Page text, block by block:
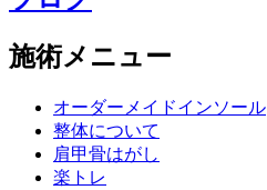
施術メニュー
オーダーメイドインソール
整体について
肩甲骨はがし
楽トレ